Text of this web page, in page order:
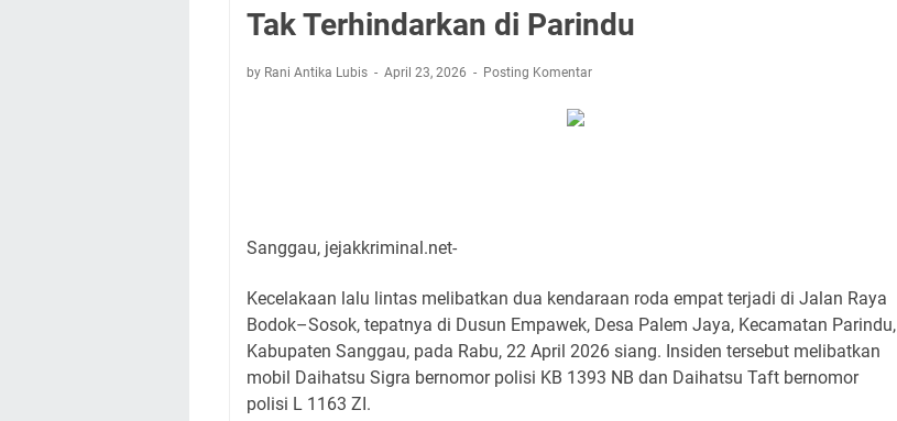
Tak Terhindarkan di Parindu
by Rani Antika Lubis April 23, 2026 Posting Komentar
Sanggau, jejakkriminal.net-
Kecelakaan lalu lintas melibatkan dua kendaraan roda empat terjadi di Jalan Raya
Bodok–Sosok, tepatnya di Dusun Empawek, Desa Palem Jaya, Kecamatan Parindu,
Kabupaten Sanggau, pada Rabu, 22 April 2026 siang. Insiden tersebut melibatkan
mobil Daihatsu Sigra bernomor polisi KB 1393 NB dan Daihatsu Taft bernomor
polisi L 1163 ZI.